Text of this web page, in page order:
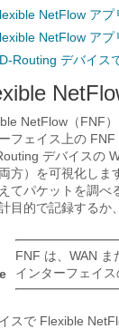
NetFlow ア
NetFlow アプ
Routing デバイス
NetFlow（FNF
フェイス上の
デバイスの
方）を可視化しま
てパケットを調べ
目的で記録するか
FNF は、WAN ま
インターフェイス
スで Flexible